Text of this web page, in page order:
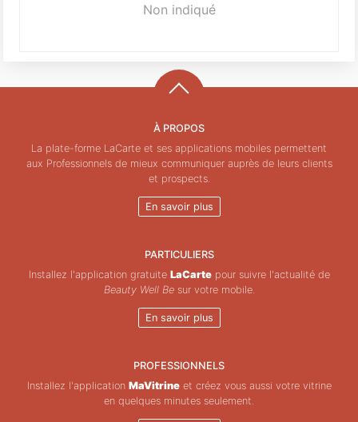
Non indiqué
À PROPOS
La plate-forme LaCarte et ses applications mobiles permettent
aux Professionnels de mieux communiquer auprès de leurs clients
et prospects.
En savoir plus
PARTICULIERS
Installez l'application gratuite LaCartepour suivre l'actualité de
Beauty Well Besur votre mobile.
En savoir plus
PROFESSIONNELS
Installez l'application MaVitrineet créez vous aussi votre vitrine
en quelques minutes seulement.